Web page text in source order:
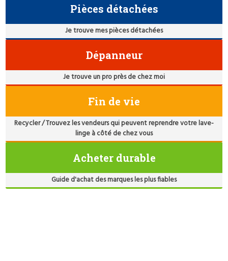
Pièces détachées
Je trouve mes pièces détachées
Dépanneur
Je trouve un pro près de chez moi
Fin de vie
Recycler / Trouvez les vendeurs qui peuvent reprendre votre lave-
linge à côté de chez vous
Acheter durable
Guide d'achat des marques les plus fiables